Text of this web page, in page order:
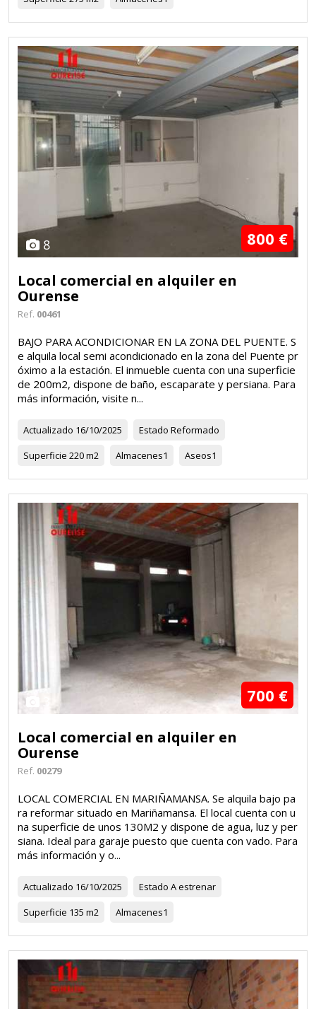
8 800 €
Local comercial en alquiler en
Ourense
Ref. 00461
BAJO PARA ACONDICIONAR EN LA ZONA DEL PUENTE. S
e alquila local semi acondicionado en la zona del Puente pr
óximo a la estación. El inmueble cuenta con una superficie
de 200m2, dispone de baño, escaparate y persiana. Para
más información, visite n...
Actualizado 16/10/2025 Estado Reformado
Superficie 220 m2 Almacenes1 Aseos1
700 €
Local comercial en alquiler en
Ourense
Ref. 00279
LOCAL COMERCIAL EN MARIÑAMANSA. Se alquila bajo pa
ra reformar situado en Mariñamansa. El local cuenta con u
na superficie de unos 130M2 y dispone de agua, luz y per
siana. Ideal para garaje puesto que cuenta con vado. Para
más información y o...
Actualizado 16/10/2025 Estado A estrenar
Superficie 135 m2 Almacenes1